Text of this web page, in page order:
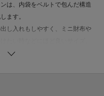
は、内袋をベルトで包んだ構造
ます。
し入れもしやすく、ミニ財布や
スタイリングで合わせていただけ
との2サイズ展開です。